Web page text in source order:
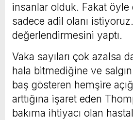
insanlar olduk. Fakat öyle
sadece adil olanı
değerlendirmesini yaptı.
Vaka sayıları çok azalsa
hala bitmediğine ve
baş gösteren hemşire
arttığına işaret eden
bakıma ihtiyacı olan